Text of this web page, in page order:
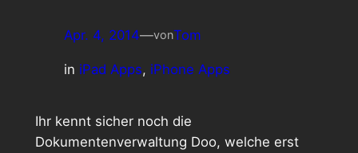
Apr. 4, 2014—vonTom
in iPad Apps, iPhone Apps
Ihr kennt sicher noch die
Dokumentenverwaltung Doo, welche erst